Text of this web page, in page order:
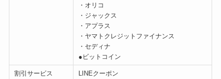
・オリコ
・ジャックス
・アプラス
・ヤマトクレジットファイナンス
・セディナ
●ビットコイン
割引サービス
LINEクーポン